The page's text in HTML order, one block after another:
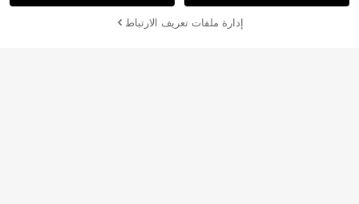
أضف إلى عربة التسوق بنجاح
إدارة ملفات تعريف الارتباط